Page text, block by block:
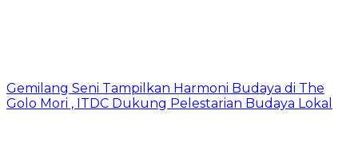
Gemilang Seni Tampilkan Harmoni Budaya di The
Golo Mori , ITDC Dukung Pelestarian Budaya Lokal